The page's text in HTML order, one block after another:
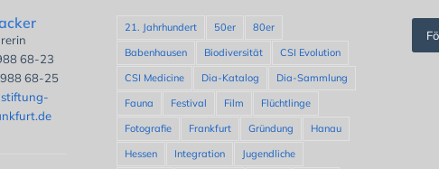
68-23
68-25
21. Jahrhundert 50er
80er
Babenhausen
Biodiversität
CSI Evolution
CSI Medicine
Dia-Katalog
Dia-Sammlung
Fauna
Festival Film
Flüchtlinge
Fotografie
Frankfurt Gründung
Hanau
Hessen
Integration
Jugendliche